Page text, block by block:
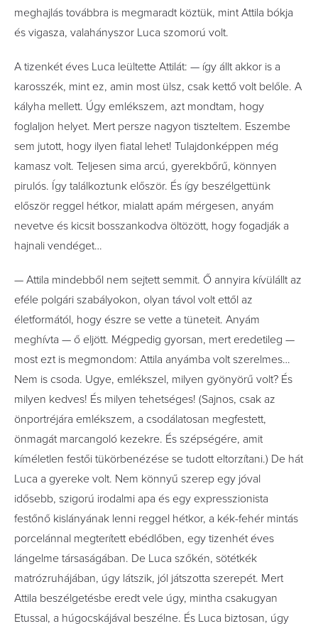
meghajlás továbbra is megmaradt köztük, mint Attila bókja
és vigasza, valahányszor Luca szomorú volt.
A tizenkét éves Luca leültette Attilát: — így állt akkor is a
karosszék, mint ez, amin most ülsz, csak kettő volt belőle. A
kályha mellett. Úgy emlékszem, azt mondtam, hogy
foglaljon helyet. Mert persze nagyon tiszteltem. Eszembe
sem jutott, hogy ilyen fiatal lehet! Tulajdonképpen még
kamasz volt. Teljesen sima arcú, gyerekbőrű, könnyen
pirulós. Így találkoztunk először. És így beszélgettünk
először reggel hétkor, mialatt apám mérgesen, anyám
nevetve és kicsit bosszankodva öltözött, hogy fogadják a
hajnali vendéget…
— Attila mindebből nem sejtett semmit. Ő annyira kívülállt az
eféle polgári szabályokon, olyan távol volt ettől az
életformától, hogy észre se vette a tüneteit. Anyám
meghívta — ő eljött. Mégpedig gyorsan, mert eredetileg —
most ezt is megmondom: Attila anyámba volt szerelmes…
Nem is csoda. Ugye, emlékszel, milyen gyönyörű volt? És
milyen kedves! És milyen tehetséges! (Sajnos, csak az
önportréjára emlékszem, a csodálatosan megfestett,
önmagát marcangoló kezekre. És szépségére, amit
kíméletlen festői tükörbenézése se tudott eltorzítani.) De hát
Luca a gyereke volt. Nem könnyű szerep egy jóval
idősebb, szigorú irodalmi apa és egy expresszionista
festőnő kislányának lenni reggel hétkor, a kék-fehér mintás
porcelánnal megterített ebédlőben, egy tizenhét éves
lángelme társaságában. De Luca szőkén, sötétkék
matrózruhájában, úgy látszik, jól játszotta szerepét. Mert
Attila beszélgetésbe eredt vele úgy, mintha csakugyan
Etussal, a húgocskájával beszélne. És Luca biztosan, úgy